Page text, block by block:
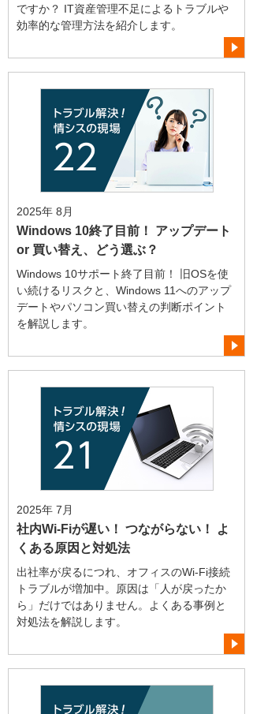
ですか？ IT資産管理不足によるトラブルや
効率的な管理方法を紹介します。
2025年 8月
Windows 10終了目前！ アップデート
or 買い替え、どう選ぶ？
Windows 10サポート終了目前！ 旧OSを使
い続けるリスクと、Windows 11へのアップ
デートやパソコン買い替えの判断ポイント
を解説します。
2025年 7月
社内Wi-Fiが遅い！ つながらない！ よ
くある原因と対処法
出社率が戻るにつれ、オフィスのWi-Fi接続
トラブルが増加中。原因は「人が戻ったか
ら」だけではありません。よくある事例と
対処法を解説します。